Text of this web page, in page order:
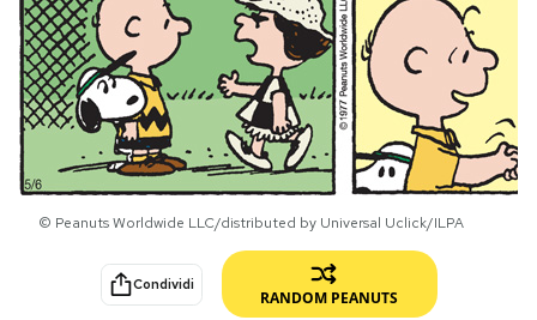
Internet
Scienza
Cultura
Economia
Sport
Ok Boomer!
Media
Europa
Altrecose
Mondiali calcio 2026
PODCAST
© Peanuts Worldwide LLC/distributed by Universal Uclick/ILPA
Condividi
RANDOM PEANUTS